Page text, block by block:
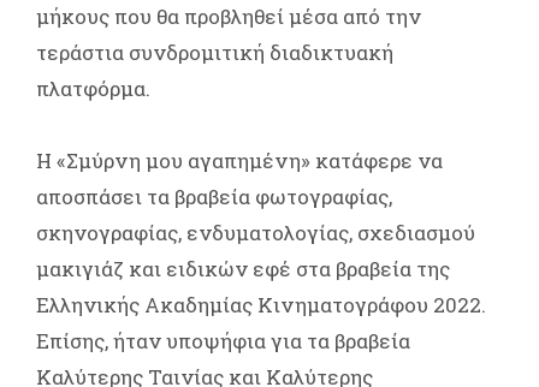
μήκους που θα προβληθεί μέσα από την
τεράστια συνδρομιτική διαδικτυακή
πλατφόρμα.
Η «Σμύρνη μου αγαπημένη» κατάφερε να
αποσπάσει τα βραβεία φωτογραφίας,
σκηνογραφίας, ενδυματολογίας, σχεδιασμού
μακιγιάζ και ειδικών εφέ στα βραβεία της
Ελληνικής Ακαδημίας Κινηματογράφου 2022.
Επίσης, ήταν υποψήφια για τα βραβεία
Καλύτερης Ταινίας και Καλύτερης